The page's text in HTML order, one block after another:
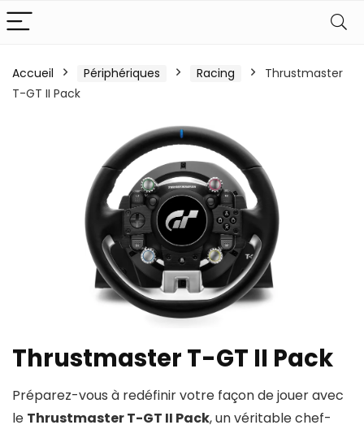
Accueil Périphériques Racing
Thrustmaster
T-GT II Pack
Thrustmaster T-GT II Pack
Préparez-vous à redéfinir votre façon de jouer avec
le Thrustmaster T-GT II Pack, un véritable chef-